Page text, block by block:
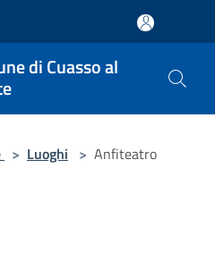
di Cuasso al
> Luoghi > Anfiteatro